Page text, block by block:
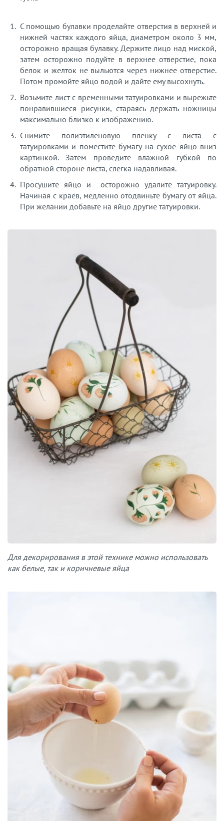
С помощью булавки проделайте отверстия в верхней и
нижней частях каждого яйца, диаметром около 3 мм,
осторожно вращая булавку. Держите лицо над миской,
затем осторожно подуйте в верхнее отверстие, пока
белок и желток не выльются через нижнее отверстие.
Потом промойте яйцо водой и дайте ему высохнуть.
Возьмите лист с временными татуировками и вырежьте
понравившиеся рисунки, стараясь держать ножницы
максимально близко к изображению.
Снимите полиэтиленовую пленку с листа с
татуировками и поместите бумагу на сухое яйцо вниз
картинкой. Затем проведите влажной губкой по
обратной стороне листа, слегка надавливая.
Просушите яйцо и осторожно удалите татуировку.
Начиная с краев, медленно отодвиньте бумагу от яйца.
При желании добавьте на яйцо другие татуировки.
Для декорирования в этой технике можно использовать
как белые, так и коричневые яйца